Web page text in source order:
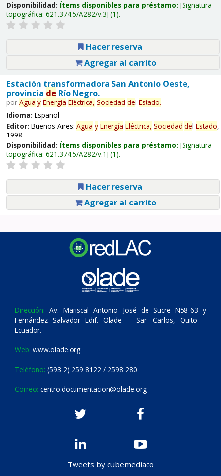
Disponibilidad: Ítems disponibles para préstamo: Signatura
topográfica: 621.374.5/A282/v.3 (1).
Hacer reserva
Agregar al carrito
Estación transformadora San Antonio Oeste,
provincia deRío Negro.
por Agua y Energía Eléctrica, Sociedad del Estado.
Idioma: Español
Editor: Buenos Aires: Agua y Energía Eléctrica, Sociedad del Estado,
1998
Disponibilidad: Ítems disponibles para préstamo: Signatura
topográfica: 621.374.5/A282/v.1 (1).
Hacer reserva
Agregar al carrito
Dirección: Av. Mariscal Antonio José de Sucre N58-63 y
Fernández Salvador Edif. Olade – San Carlos, Quito –
Ecuador.
Web: www.olade.org
Teléfono: (593 2) 259 8122 / 2598 280
Correo: centro.documentacion@olade.org
Tweets by cubemediaco